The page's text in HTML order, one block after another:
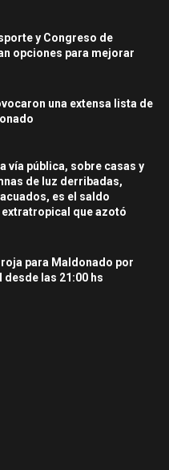
y Congreso de
opciones para mejorar
una extensa lista de
vía pública, sobre casas y
de luz derribadas,
es el saldo
que azotó
para Maldonado por
las 21:00 hs